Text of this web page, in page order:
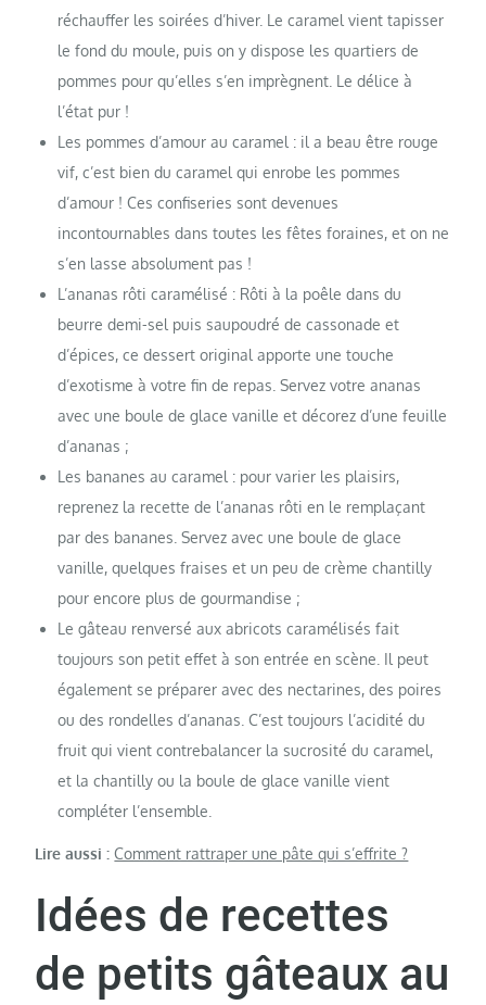
réchauffer les soirées d’hiver. Le caramel vient tapisser
le fond du moule, puis on y dispose les quartiers de
pommes pour qu’elles s’en imprègnent. Le délice à
l’état pur !
Les pommes d’amour au caramel : il a beau être rouge
vif, c’est bien du caramel qui enrobe les pommes
d’amour ! Ces confiseries sont devenues
incontournables dans toutes les fêtes foraines, et on ne
s’en lasse absolument pas !
L’ananas rôti caramélisé : Rôti à la poêle dans du
beurre demi-sel puis saupoudré de cassonade et
d’épices, ce dessert original apporte une touche
d’exotisme à votre fin de repas. Servez votre ananas
avec une boule de glace vanille et décorez d’une feuille
d’ananas ;
Les bananes au caramel : pour varier les plaisirs,
reprenez la recette de l’ananas rôti en le remplaçant
par des bananes. Servez avec une boule de glace
vanille, quelques fraises et un peu de crème chantilly
pour encore plus de gourmandise ;
Le gâteau renversé aux abricots caramélisés fait
toujours son petit effet à son entrée en scène. Il peut
également se préparer avec des nectarines, des poires
ou des rondelles d’ananas. C’est toujours l’acidité du
fruit qui vient contrebalancer la sucrosité du caramel,
et la chantilly ou la boule de glace vanille vient
compléter l’ensemble.
Lire aussi : Comment rattraper une pâte qui s’effrite ?
Idées de recettes
de petits gâteaux au